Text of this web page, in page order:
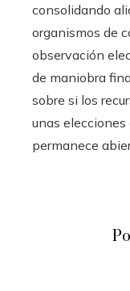
consolidando
organismos de
observación
de maniobra
sobre si los
unas
permanece